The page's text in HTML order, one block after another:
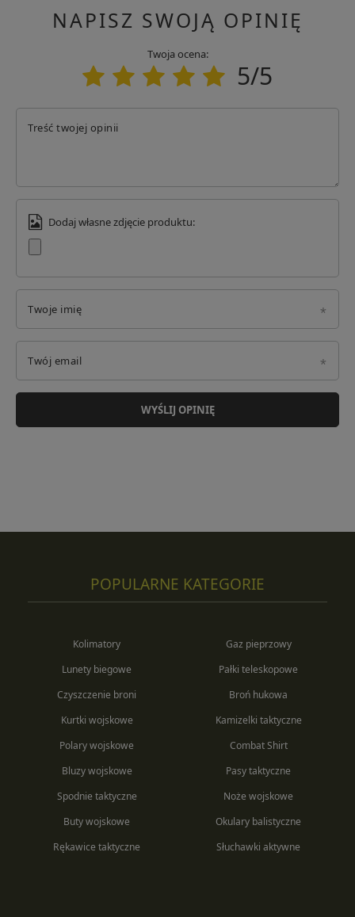
NAPISZ SWOJĄ OPINIĘ
Twoja ocena:
5/5
Treść twojej opinii
Dodaj własne zdjęcie produktu:
Twoje imię
Twój email
WYŚLIJ OPINIĘ
POPULARNE KATEGORIE
Kolimatory
Lunety biegowe
Czyszczenie broni
Gaz pieprzowy
Pałki teleskopowe
Broń hukowa
Kurtki wojskowe
Polary wojskowe
Bluzy wojskowe
Kamizelki taktyczne
Combat Shirt
Pasy taktyczne
Spodnie taktyczne
Buty wojskowe
Rękawice taktyczne
Noże wojskowe
Okulary balistyczne
Słuchawki aktywne